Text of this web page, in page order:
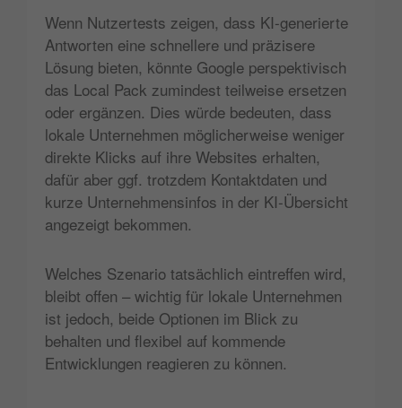
Wenn Nutzertests zeigen, dass KI-generierte
Antworten eine schnellere und präzisere
Lösung bieten, könnte Google perspektivisch
das Local Pack zumindest teilweise ersetzen
oder ergänzen. Dies würde bedeuten, dass
lokale Unternehmen möglicherweise weniger
direkte Klicks auf ihre Websites erhalten,
dafür aber ggf. trotzdem Kontaktdaten und
kurze Unternehmensinfos in der KI-Übersicht
angezeigt bekommen.
Welches Szenario tatsächlich eintreffen wird,
bleibt offen – wichtig für lokale Unternehmen
ist jedoch, beide Optionen im Blick zu
behalten und flexibel auf kommende
Entwicklungen reagieren zu können.